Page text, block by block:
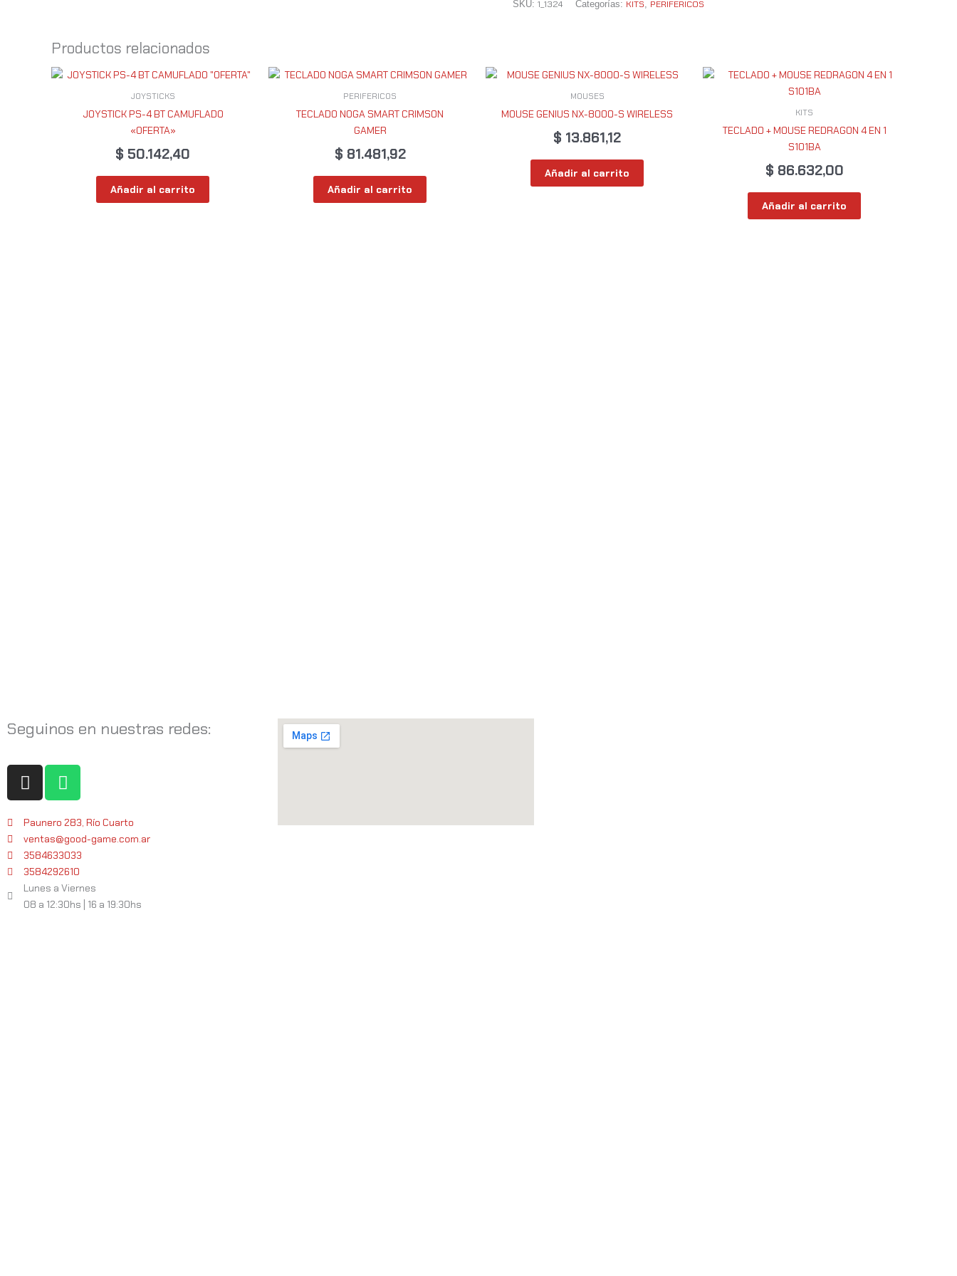
SKU: 1_1324 Categorías: KITS, PERIFERICOS
Productos relacionados
JOYSTICKS
JOYSTICK PS-4 BT CAMUFLADO
«OFERTA»
$ 50.142,40
Añadir al carrito
PERIFERICOS
TECLADO NOGA SMART CRIMSON
GAMER
$ 81.481,92
Añadir al carrito
MOUSES
MOUSE GENIUS NX-8000-S WIRELESS
$ 13.861,12
Añadir al carrito
KITS
TECLADO + MOUSE REDRAGON 4 EN 1
S101BA
$ 86.632,00
Añadir al carrito
Seguinos en nuestras redes:
I
n
s
t
a
g
r
a
m
W
h
a
t
s
a
p
p
Paunero 283, Río Cuarto
ventas@good-game.com.ar
3584633033
3584292610
Lunes a Viernes
08 a 12:30hs | 16 a 19:30hs